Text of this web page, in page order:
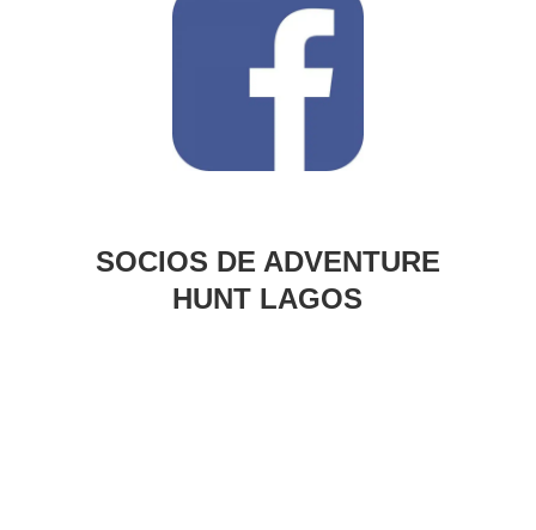
SOCIOS DE ADVENTURE
HUNT LAGOS